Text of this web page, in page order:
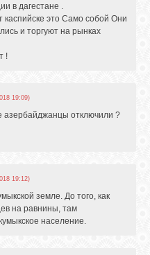
в дагестане .
каспийске это Само собой Они
и торгуют на рынках
!
19:09)
азербайджанцы отключили ?
19:12)
земле. До того, как
на равнины, там
население.